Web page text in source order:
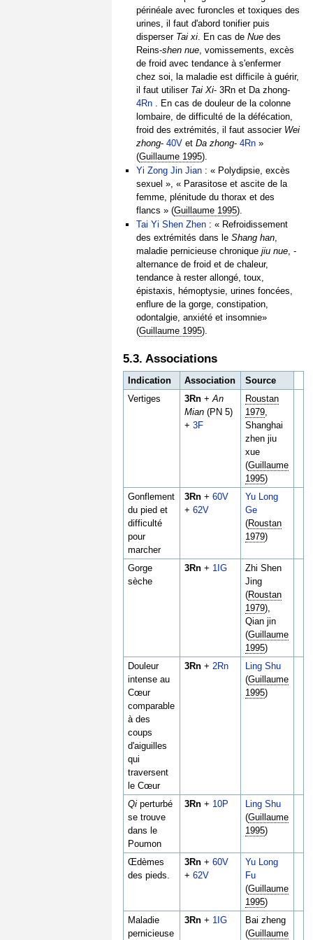
périnéale avec furoncles et toxiques des
urines, il faut d'abord tonifier puis
disperser Tai xi . En cas deNue des
Reins-shen nue , vomissements, excès
de froid avec tendance à s'enfermer
chez soi, la maladie est difficile à guérir,
il faut utiliser Tai Xi- 3Rn et Da zhong-
4Rn . En cas de douleur de la colonne
lombaire, de difficulté de la défécation,
froid des extrémités, il faut associer Wei
zhong-40V etDa zhong-4Rn »
(Guillaume 1995).
Yi Zong Jin Jian : « Polydipsie, excès
sexuel », « Parasitose et ascite de la
femme, plénitude du thorax et des
flancs » (Guillaume 1995).
Tai Yi Shen Zhen : « Refroidissement
des extrémités dans leShang han
maladie pernicieuse chroniquejiu nue , -
alternance de froid et de chaleur,
tendance à rester allongé, toux,
épistaxis, hémoptysie, urines foncées,
enflure de la gorge, constipation,
odontalgie, anxiété et insomnie»
(Guillaume 1995).
5.3. Associations
Indication Association
Source
Vertiges
3Rn +An
Mian (PN 5)
+3F
Roustan
1979
Shanghai
zhen jiu
xue
(Guillaume
1995)
Gonflement
du pied et
difficulté
pour
marcher
3Rn +60V
+62V
Yu Long
Ge
(Roustan
1979)
Gorge
sèche
3Rn + 1IG
Zhi Shen
Jing
(Roustan
1979),
Qian jin
(Guillaume
1995)
Douleur
intense au
Cœur
comparable
à des
coups
d'aiguilles
qui
traversent
le Cœur
3Rn + 2Rn
Ling Shu
(Guillaume
1995)
Qi perturbé
se trouve
dans le
Poumon
3Rn + 10P
Ling Shu
(Guillaume
1995)
Œdèmes
des pieds.
3Rn +60V
+62V
Yu Long
Fu
(Guillaume
1995)
Maladie
pernicieuse
3Rn + 1IG
Bai zheng
(Guillaume